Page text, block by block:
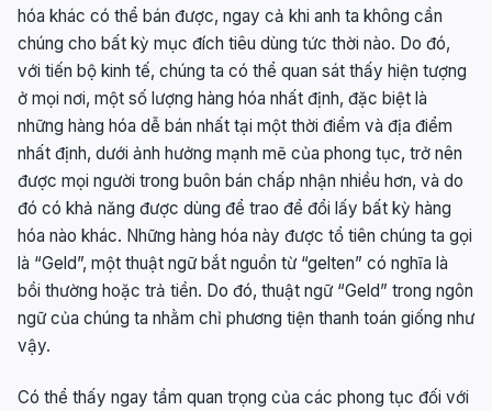
hóa khác có thể bán được, ngay cả khi anh ta không cần
chúng cho bất kỳ mục đích tiêu dùng tức thời nào. Do đó,
với tiến bộ kinh tế, chúng ta có thể quan sát thấy hiện tượng
ở mọi nơi, một số lượng hàng hóa nhất định, đặc biệt là
những hàng hóa dễ bán nhất tại một thời điểm và địa điểm
nhất định, dưới ảnh hưởng mạnh mẽ của phong tục, trở nên
được mọi người trong buôn bán chấp nhận nhiều hơn, và do
đó có khả năng được dùng để trao để đổi lấy bất kỳ hàng
hóa nào khác. Những hàng hóa này được tổ tiên chúng ta gọi
là “Geld”, một thuật ngữ bắt nguồn từ “gelten” có nghĩa là
bồi thường hoặc trả tiền. Do đó, thuật ngữ “Geld” trong ngôn
ngữ của chúng ta nhằm chỉ phương tiện thanh toán giống như
vậy.
Có thể thấy ngay tầm quan trọng của các phong tục đối với